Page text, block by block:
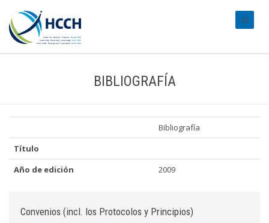
BIBLIOGRAFÍA
Bibliografía
Título
Año de edición
2009
Convenios (incl. los Protocolos y Principios)